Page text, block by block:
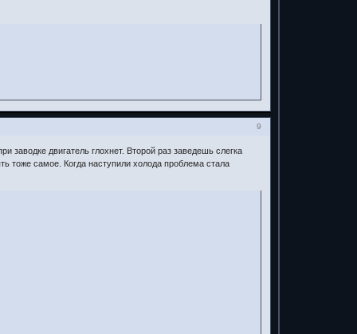
9
заводке двигатель глохнет. Второй раз заведешь слегка
тоже самое. Когда наступили холода проблема стала